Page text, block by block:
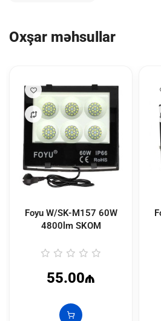
Oxşar məhsullar
Foyu W/SK-M157 60W
4800lm SKOM
55.00₼